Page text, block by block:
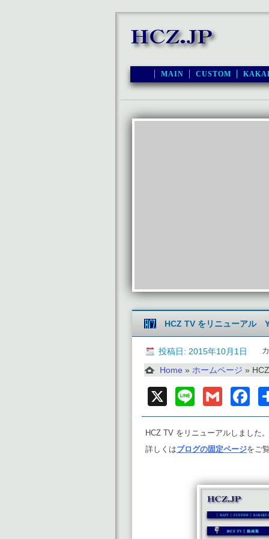
MAIN CUSTOM
HCZ TV をリニューアル
投稿日: 2015年10月1日
Home » ホームページ »
X Line
HCZ TV をリニューアルしました。
詳しくはブログの固定ページをご